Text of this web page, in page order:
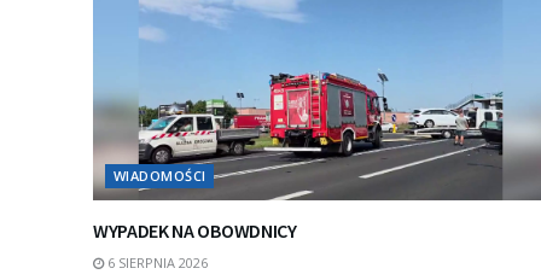
WIADOMOŚCI
WYPADEK NA OBOWDNICY
6 SIERPNIA 2026